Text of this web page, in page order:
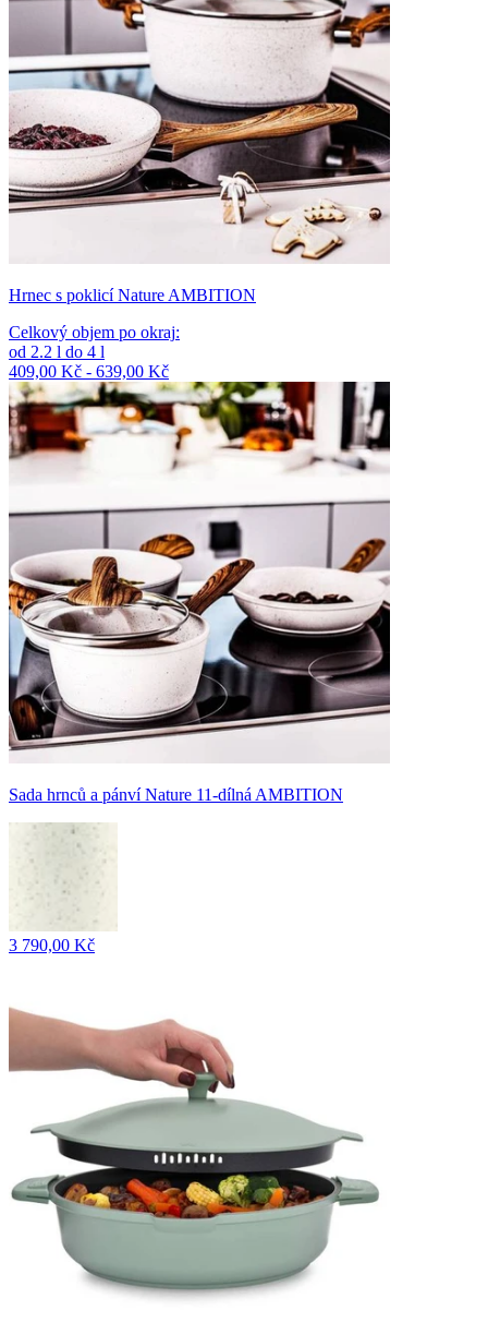
Hrnec s poklicí Nature AMBITION
Celkový objem po okraj:
od 2.2 l do 4 l
409,00 Kč - 639,00 Kč
Sada hrnců a pánví Nature 11-dílná AMBITION
3 790,00 Kč